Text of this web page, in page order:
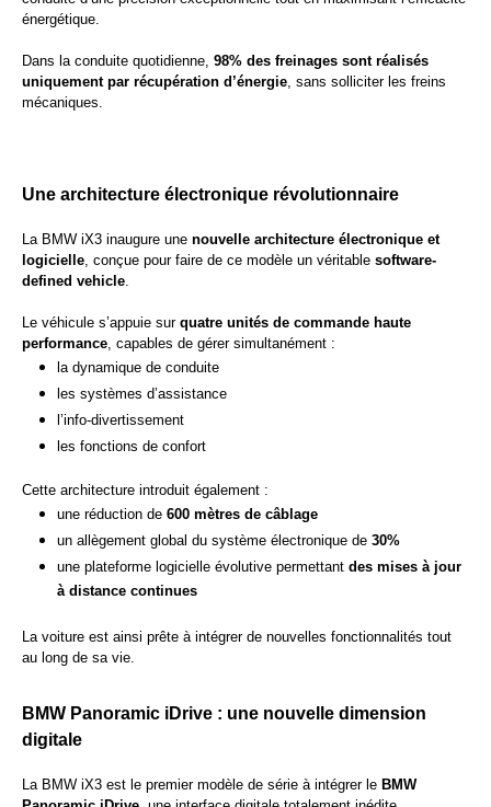
énergétique.
Dans la conduite quotidienne, 98% des freinages sont réalisés
uniquement par récupération d’énergie, sans solliciter les freins
mécaniques.
Une architecture électronique révolutionnaire
La BMW iX3 inaugure une nouvelle architecture électronique et
logicielle , conçue pour faire de ce modèle un véritable software-
defined vehicle
Le véhicule s’appuie sur quatre unités de commande haute
performance , capables de gérer simultanément :
la dynamique de conduite
les systèmes d’assistance
l’info-divertissement
les fonctions de confort
Cette architecture introduit également :
une réduction de 600 mètres de câblage
un allègement global du système électronique de 30%
une plateforme logicielle évolutive permettant des mises à jour
à distance continues
La voiture est ainsi prête à intégrer de nouvelles fonctionnalités tout
au long de sa vie.
BMW Panoramic iDrive : une nouvelle dimension
digitale
La BMW iX3 est le premier modèle de série à intégrer le BMW